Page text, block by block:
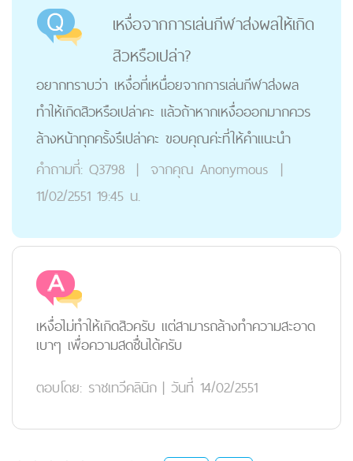
เหงื่อจากการเล่นกีฬาส่งผลให้เกิด
สิวหรือเปล่า?
อยากทราบว่า เหงื่อที่เหนื่อยจากการเล่นกีฬาส่งผล
ทำให้เกิดสิวหรือเปล่าคะ เเล้วถ้าหากเหงื่อออกมากควร
ล้างหน้าทุกครั้งรึเปล่าคะ ขอบคุณค่ะที่ให้คำเเนะนำ
คำถามที่: Q3798 | จากคุณ Anonymous |
11/02/2551 19:45 น.
เหงื่อไม่ทำให้เกิดสิวครับ แต่สามารถล้างทำความสะอาด
เบาๆ เพื่อความสดชื่นได้ครับ
ตอบโดย: ราชเทวีคลินิก | วันที่ 14/02/2551